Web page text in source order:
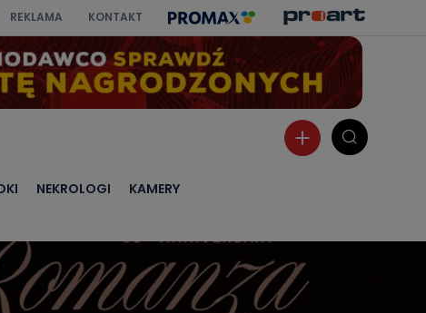
REKLAMA KONTAKT
NEKROLOGI KAMERY